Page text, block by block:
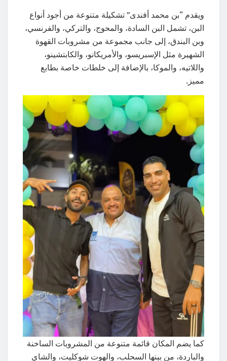
ويقدم “بن محمد أفندى” تشكيلة متنوعة من أجود أنواع
البن، تشمل البن السادة، والمحوج، والتركي، والفرنسي،
وبن البندق، إلى جانب مجموعة من مشروبات القهوة
الشهيرة مثل الإسبريسو، والأمريكانو، والكابتشينو،
واللاتيه، والموكا، بالإضافة إلى خلطات خاصة بطابع
مميز.
كما يضم المكان قائمة متنوعة من المشروبات الساخنة
والباردة، من بينها السحلب، والهوت شوكليت، والشاي